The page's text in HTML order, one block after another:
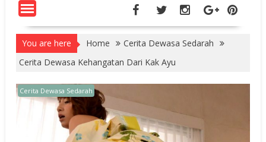
You are here Home
Cerita Dewasa Sedarah
Cerita Dewasa Kehangatan Dari Kak Ayu
Cerita Dewasa Sedarah